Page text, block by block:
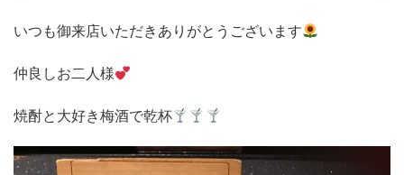
いつも御来店いただきありがとうございます
仲良しお二人様
焼酎と大好き梅酒で乾杯